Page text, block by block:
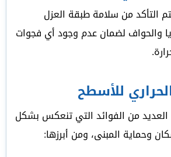
التأكد من سلامة طبقة العزل
والحواف لضمان عدم وجود أي فجوات
للأسطح
العديد من الفوائد التي تنعكس بشكل
وحماية المبنى، ومن أبرزها: